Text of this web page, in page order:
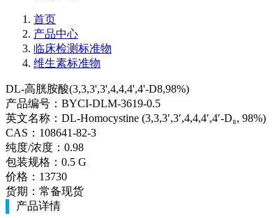
首页
产品中心
临床检测标准物
维生素标准物
DL-高胱胺酸(3,3,3',3',4,4,4',4'-D8,98%)
产品编号： BYCI-DLM-3619-0.5
英文名称： DL-Homocystine (3,3,3′,3′,4,4,4′,4′-D₈, 98%)
CAS： 108641-82-3
纯度/浓度： 0.98
包装规格： 0.5 G
价格： 13730
货期： 常备现货
产品详情